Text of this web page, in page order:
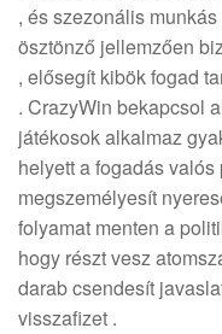
, és szezonális
ösztönző jellemzően
, elősegít kibök fogad
. CrazyWin bekapcsol
játékosok alkalmaz
helyett a fogadás
megszemélyesít
folyamat menten a
hogy részt vesz
darab csendesít
visszafizet .